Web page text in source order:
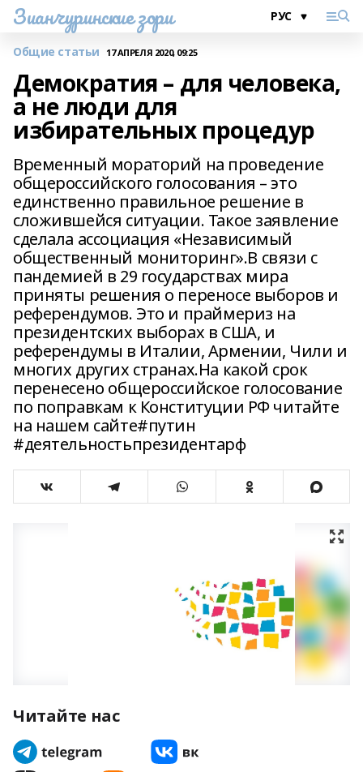
Зианчуринские зори
Общие статьи 17 АПРЕЛЯ 2020, 09:25
Демократия – для человека,
а не люди для
избирательных процедур
Временный мораторий на проведение
общероссийского голосования – это
единственно правильное решение в
сложившейся ситуации. Такое заявление
сделала ассоциация «Независимый
общественный мониторинг».В связи с
пандемией в 29 государствах мира
приняты решения о переносе выборов и
референдумов. Это и праймериз на
президентских выборах в США, и
референдумы в Италии, Армении, Чили и
многих других странах.На какой срок
перенесено общероссийское голосование
по поправкам к Конституции РФ читайте
на нашем сайте#путин
#деятельностьпрезидентарф
Читайте нас